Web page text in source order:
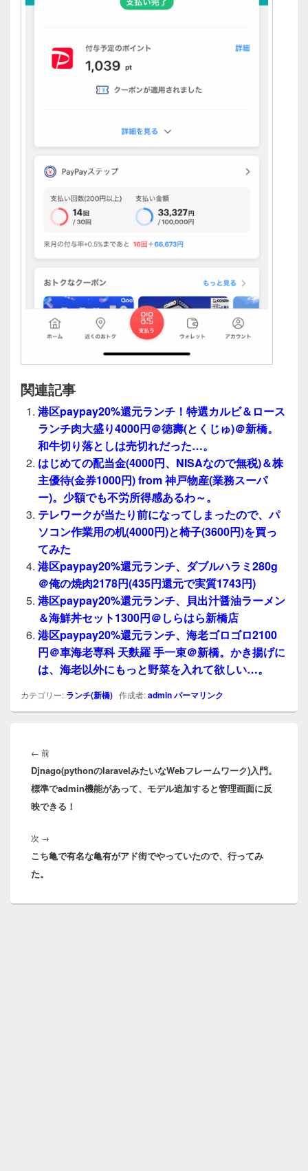
関連記事
港区paypay20%還元ランチ！特選カルビ＆ロース
ランチ肉大盛り4000円＠徳壽(とくじゅ)＠新橋。
和牛切り落としは売切れだった…。
はじめての配当金(4000円、NISAなので無税)＆株
主優待(金券1000円) from 神戸物産(業務スーパ
ー)。少額でも不労所得感あるわ～。
テレワークが当たり前になってしまったので、パ
ソコン作業用の机(4000円)と椅子(3600円)を買っ
てみた
港区paypay20%還元ランチ、ダブルハラミ280g
＠俺の焼肉2178円(435円還元で実質1743円)
港区paypay20%還元ランチ、貝出汁醤油ラーメン
＆海鮮丼セット1300円＠しらはら新橋店
港区paypay20%還元ランチ、海老ゴロゴロ2100
円＠車海老専科 天麩羅 手一束＠新橋。かき揚げに
は、海老以外にもっと野菜を入れて欲しい…。
カテゴリー: ランチ(新橋) 作成者:adminパーマリンク
稿
ナ
ビ
ゲ
ー
ョ
ン
← 前前
の
投
稿:
Djnago(pythonのlaravelみたいなWebフレームワーク)入門。
標準でadmin機能があって、モデル追加すると管理画面に反
映できる！
次 →
の
こち亀で有名な亀有がアド街でやっていたので、行ってみ
た。